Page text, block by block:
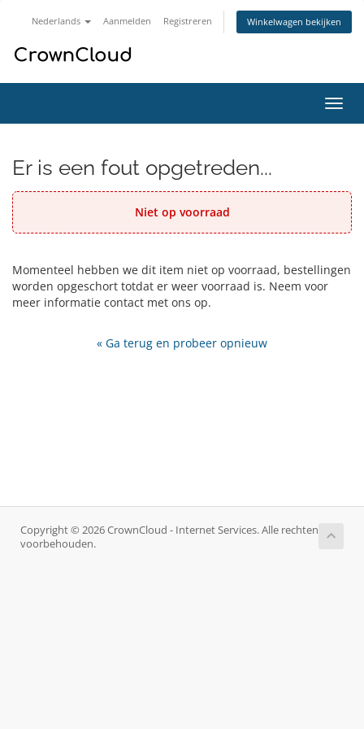
Nederlands Aanmelden Registreren Winkelwagen bekijken
in-/
Er is een fout opgetreden...
Niet op voorraad
Momenteel hebben we dit item niet op voorraad, bestellingen
worden opgeschort totdat er weer voorraad is. Neem voor
meer informatie contact met ons op.
« Ga terug en probeer opnieuw
Copyright © 2026 CrownCloud - Internet Services. Alle rechten
voorbehouden.